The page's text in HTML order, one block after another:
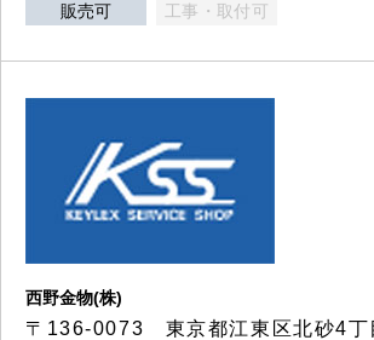
販売可 工事・取付可
西野金物(株)
〒136-0073 東京都江東区北砂4丁